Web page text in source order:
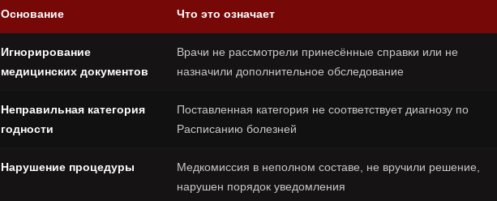
Основание Что это означает
Игнорирование
медицинских документов
Врачи не рассмотрели принесённые справки или не
назначили дополнительное обследование
Неправильная категория
годности
Поставленная категория не соответствует диагнозу по
Расписанию болезней
Нарушение процедуры
Медкомиссия в неполном составе, не вручили решение,
нарушен порядок уведомления